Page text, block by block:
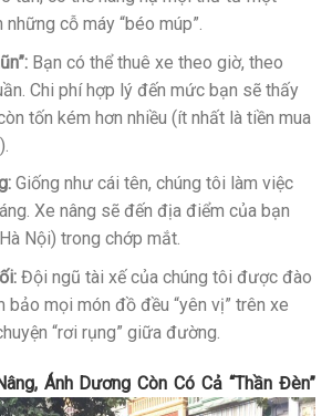
cỗ máy “béo múp”.
Bạn có thể thuê xe theo giờ, theo
Chi phí hợp lý đến mức bạn sẽ thấy
tốn kém hơn nhiều (ít nhất là tiền mua
Giống như cái tên, chúng tôi làm việc
Xe nâng sẽ đến địa điểm của bạn
Nội) trong chớp mắt.
Đội ngũ tài xế của chúng tôi được đào
bảo mọi món đồ đều “yên vị” trên xe
“rơi rụng” giữa đường.
Ánh Dương Còn Có Cả “Thần Đèn”